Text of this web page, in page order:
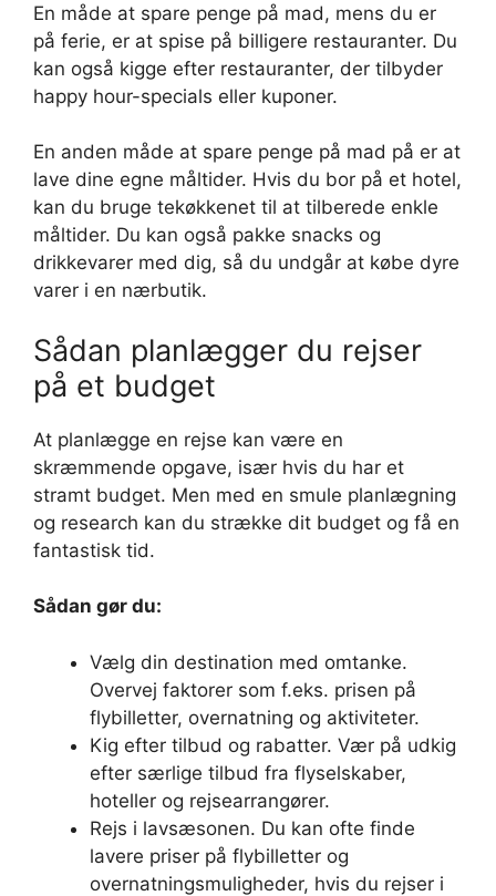
En måde at spare penge på mad, mens du er
på ferie, er at spise på billigere restauranter. Du
kan også kigge efter restauranter, der tilbyder
happy hour-specials eller kuponer.
En anden måde at spare penge på mad på er at
lave dine egne måltider. Hvis du bor på et hotel,
kan du bruge tekøkkenet til at tilberede enkle
måltider. Du kan også pakke snacks og
drikkevarer med dig, så du undgår at købe dyre
varer i en nærbutik.
Sådan planlægger du rejser
på et budget
At planlægge en rejse kan være en
skræmmende opgave, især hvis du har et
stramt budget. Men med en smule planlægning
og research kan du strække dit budget og få en
fantastisk tid.
Sådan gør du:
Vælg din destination med omtanke.
Overvej faktorer som f.eks. prisen på
flybilletter, overnatning og aktiviteter.
Kig efter tilbud og rabatter. Vær på udkig
efter særlige tilbud fra flyselskaber,
hoteller og rejsearrangører.
Rejs i lavsæsonen. Du kan ofte finde
lavere priser på flybilletter og
overnatningsmuligheder, hvis du rejser i